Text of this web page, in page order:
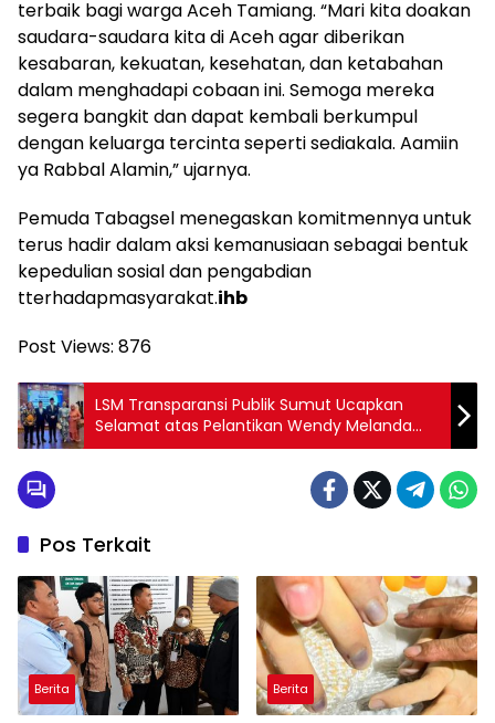
terbaik bagi warga Aceh Tamiang. “Mari kita doakan
saudara-saudara kita di Aceh agar diberikan
kesabaran, kekuatan, kesehatan, dan ketabahan
dalam menghadapi cobaan ini. Semoga mereka
segera bangkit dan dapat kembali berkumpul
dengan keluarga tercinta seperti sediakala. Aamiin
ya Rabbal Alamin,” ujarnya.
Pemuda Tabagsel menegaskan komitmennya untuk
terus hadir dalam aksi kemanusiaan sebagai bentuk
kepedulian sosial dan pengabdian
tterhadapmasyarakat.ihb
Post Views: 876
LSM Transparansi Publik Sumut Ucapkan
Selamat atas Pelantikan Wendy Melanda
Tanjung sebagai Direksi BUMD Kota Medan
Pos Terkait
Berita Berita